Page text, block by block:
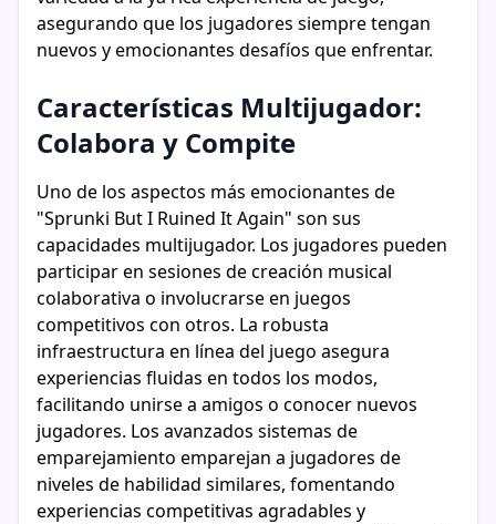
asegurando que los jugadores siempre tengan
nuevos y emocionantes desafíos que enfrentar.
Características Multijugador:
Colabora y Compite
Uno de los aspectos más emocionantes de
"Sprunki But I Ruined It Again" son sus
capacidades multijugador. Los jugadores pueden
participar en sesiones de creación musical
colaborativa o involucrarse en juegos
competitivos con otros. La robusta
infraestructura en línea del juego asegura
experiencias fluidas en todos los modos,
facilitando unirse a amigos o conocer nuevos
jugadores. Los avanzados sistemas de
emparejamiento emparejan a jugadores de
niveles de habilidad similares, fomentando
experiencias competitivas agradables y